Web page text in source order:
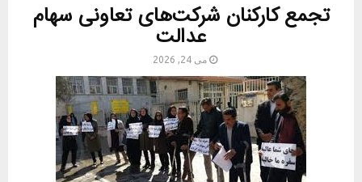
تجمع کارکنان شرکت‌های تعاونی سهام
عدالت
می 24, 2026